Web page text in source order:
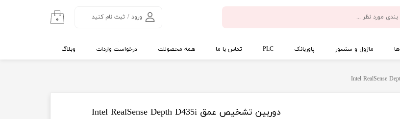
ورود / ثبت نام کنید
تغییر گذر واژه
کاربری
۰
ماژول و سنسور پاوربانک PLC تماس با ما همه محصولات درخواست واردات وبلاگ
دوربین تشخیص عمق Intel RealSense Depth D435i